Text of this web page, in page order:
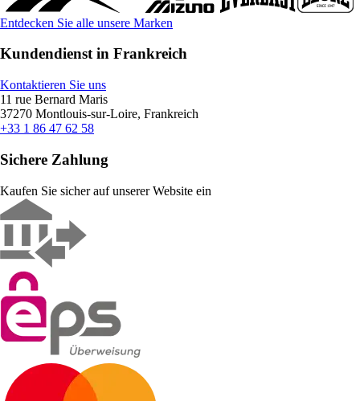
Entdecken Sie alle unsere Marken
Kundendienst in Frankreich
Kontaktieren Sie uns
11 rue Bernard Maris
37270 Montlouis-sur-Loire, Frankreich
+33 1 86 47 62 58
Sichere Zahlung
Kaufen Sie sicher auf unserer Website ein